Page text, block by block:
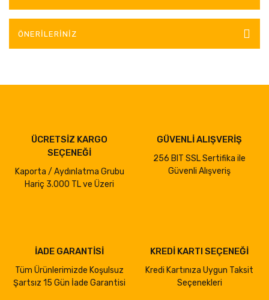
ÖNERILERINIZ
ÜCRETSİZ KARGO
SEÇENEĞİ
Kaporta / Aydınlatma Grubu
Hariç 3.000 TL ve Üzeri
GÜVENLİ ALIŞVERİŞ
256 BIT SSL Sertifika ile
Güvenli Alışveriş
İADE GARANTİSİ
Tüm Ürünlerimizde Koşulsuz
Şartsız 15 Gün İade Garantisi
KREDİ KARTI SEÇENEĞİ
Kredi Kartınıza Uygun Taksit
Seçenekleri